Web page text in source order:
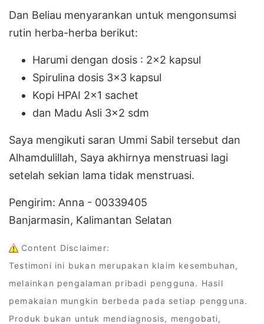
Dan Beliau menyarankan untuk mengonsumsi
rutin herba-herba berikut:
Harumi dengan dosis : 2x2 kapsul
Spirulina dosis 3x3 kapsul
Kopi HPAI 2x1 sachet
dan Madu Asli 3x2 sdm
Saya mengikuti saran Ummi Sabil tersebut dan
Alhamdulillah, Saya akhirnya menstruasi lagi
setelah sekian lama tidak menstruasi.
Pengirim: Anna - 00339405
Banjarmasin, Kalimantan Selatan
Content Disclaimer:
Testimoni ini bukan merupakan klaim kesembuhan,
melainkan pengalaman pribadi pengguna. Hasil
pemakaian mungkin berbeda pada setiap pengguna.
Produk bukan untuk mendiagnosis, mengobati,